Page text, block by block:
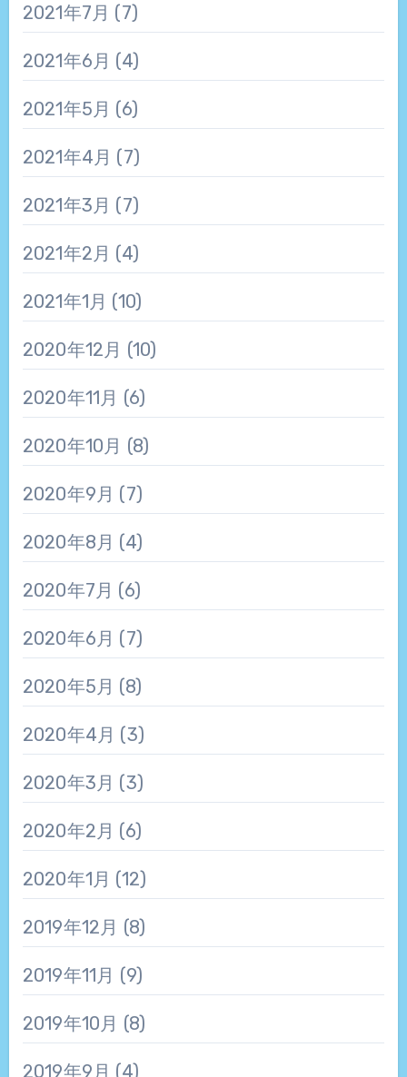
2021年7月 (7)
2021年6月 (4)
2021年5月 (6)
2021年4月 (7)
2021年3月 (7)
2021年2月 (4)
2021年1月 (10)
2020年12月 (10)
2020年11月 (6)
2020年10月 (8)
2020年9月 (7)
2020年8月 (4)
2020年7月 (6)
2020年6月 (7)
2020年5月 (8)
2020年4月 (3)
2020年3月 (3)
2020年2月 (6)
2020年1月 (12)
2019年12月 (8)
2019年11月 (9)
2019年10月 (8)
2019年9月 (4)